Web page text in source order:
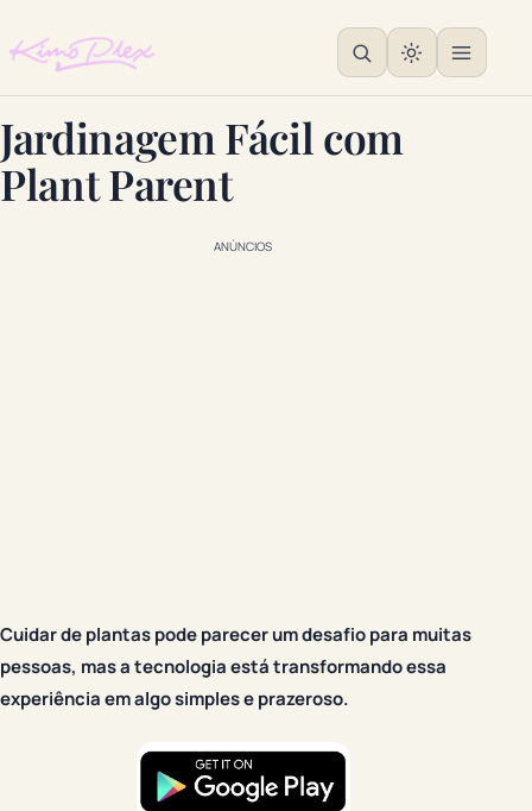
Jardinagem Fácil com
Plant Parent
ANÚNCIOS
Cuidar de plantas pode parecer um desafio para muitas
pessoas, mas a tecnologia está transformando essa
experiência em algo simples e prazeroso.